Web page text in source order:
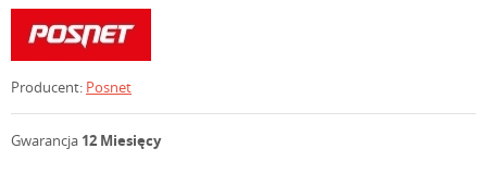
Producent: Posnet
Gwarancja 12 Miesięcy